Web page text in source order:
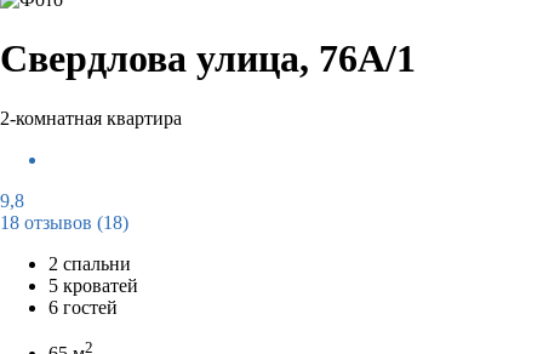
Свердлова улица, 76А/1
2-комнатная квартира
9,8
18 отзывов (18)
2 спальни
5 кроватей
6 гостей
2